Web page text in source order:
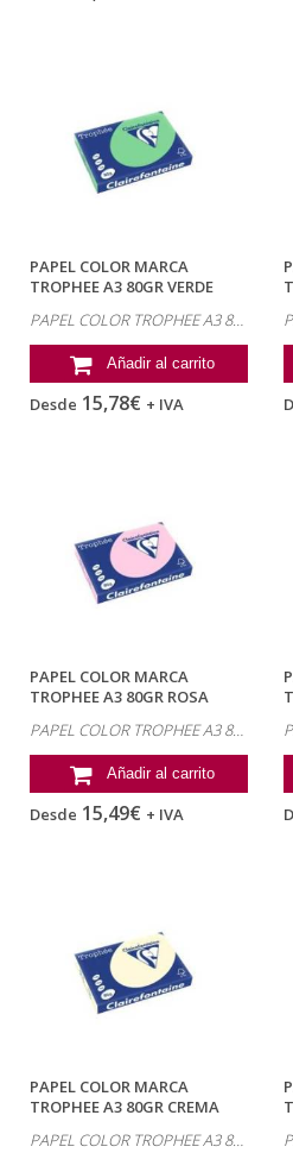
PAPEL COLOR MARCA
TROPHEE A3 80GR VERDE
PAPEL COLOR TROPHEE A3 80GR
Añadir al carrito
Desde 15,78€ + IVA
PAPEL COLOR MARCA
TROPHEE A3 80GR ROSA
PAPEL COLOR TROPHEE A3 80GR
Añadir al carrito
Desde 15,49€ + IVA
PAPEL COLOR MARCA
TROPHEE A3 80GR CREMA
PAPEL COLOR TROPHEE A3 80GR